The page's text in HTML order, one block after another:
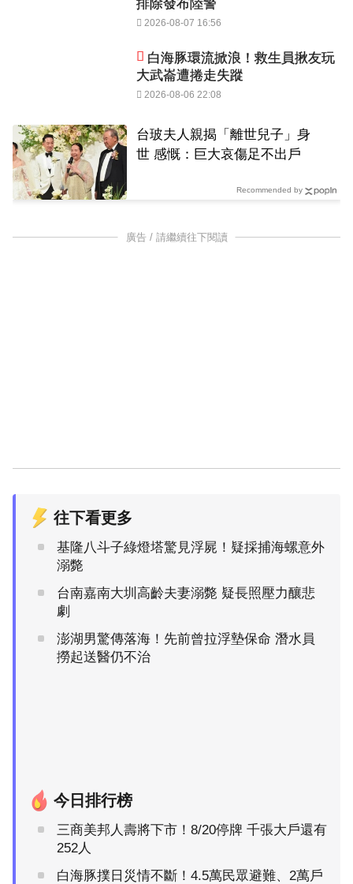
排除發布陸警
2026-08-07 16:56
白海豚環流掀浪！救生員揪友玩
大武崙遭捲走失蹤
2026-08-06 22:08
台玻夫人親揭「離世兒子」身
世 感慨：巨大哀傷足不出戶
Recommended by
廣告 / 請繼續往下閱讀
往下看更多
基隆八斗子綠燈塔驚見浮屍！疑採捕海螺意外
溺斃
台南嘉南大圳高齡夫妻溺斃 疑長照壓力釀悲
劇
澎湖男驚傳落海！先前曾拉浮墊保命 潛水員
撈起送醫仍不治
今日排行榜
三商美邦人壽將下市！8/20停牌 千張大戶還有
252人
白海豚撲日災情不斷！4.5萬民眾避難、2萬戶